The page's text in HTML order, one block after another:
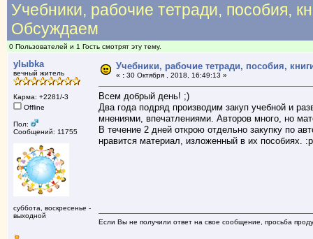
Учебники, рабочие тетради, пособия,
Обсуждаем
0 Пользователей и 1 Гость смотрят эту тему.
ylыbka
вечный житель
Карма: +2281/-3
Offline
Пол:
Сообщений: 11755
суббота, воскресенье -
выходной
Учебники, рабочие тетради, пособия,
« :30 Октября , 2018, 16:49:13 »
Всем добрый день! ;)
Два года подряд производим закуп учебной и
мнениями, впечатлениями. Авторов много, но
В течение 2 дней открою отдельно закупку по
нравится материал, изложенный в их пособиях.
Если Вы не получили ответ на свое сообщение, просьба